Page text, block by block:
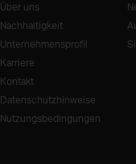
Über uns
Nachhaltigkeit
Unternehmensprofil
Karriere
Kontakt
Datenschutzhinweise
Nutzungsbedingungen